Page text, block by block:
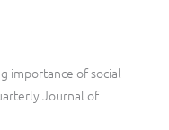
importance of social
Journal of